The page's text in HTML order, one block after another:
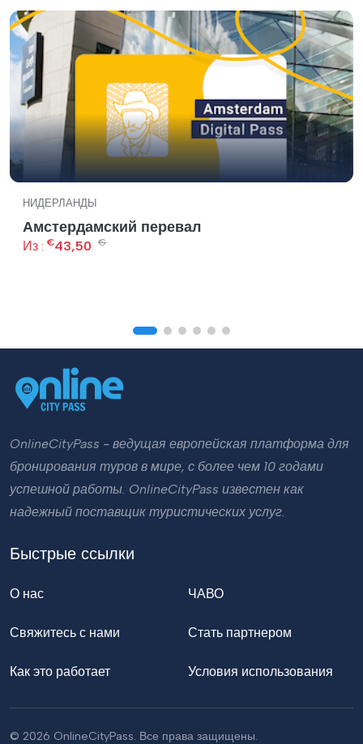
НИДЕРЛАНДЫ
Амстердамский перевал
Из : €43,50 €
OnlineCityPass - ведущая европейская платформа для
бронирования туров в мире, с более чем 10 годами
успешной работы. OnlineCityPass известен как
надежный поставщик туристических услуг.
Быстрые ссылки
О нас
Свяжитесь с нами
Как это работает
ЧАВО
Стать партнером
Условия использования
© 2026 OnlineCityPass. Все права защищены.